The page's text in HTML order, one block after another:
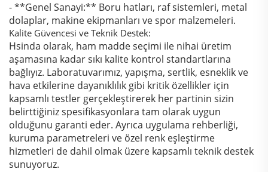
- **Genel Sanayi:** Boru hatları, raf sistemleri, metal
dolaplar, makine ekipmanları ve spor malzemeleri.
Kalite Güvencesi ve Teknik Destek:
Hsinda olarak, ham madde seçimi ile nihai üretim
aşamasına kadar sıkı kalite kontrol standartlarına
bağlıyız. Laboratuvarımız, yapışma, sertlik, esneklik ve
hava etkilerine dayanıklılık gibi kritik özellikler için
kapsamlı testler gerçekleştirerek her partinin sizin
belirttiğiniz spesifikasyonlara tam olarak uygun
olduğunu garanti eder. Ayrıca uygulama rehberliği,
kuruma parametreleri ve özel renk eşleştirme
hizmetleri de dahil olmak üzere kapsamlı teknik destek
sunuyoruz.